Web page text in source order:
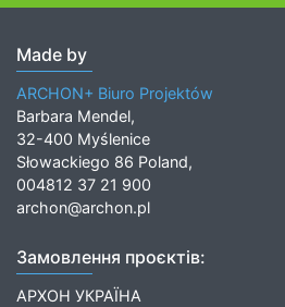
Made by
ARCHON+ Biuro Projektów
Barbara Mendel,
32-400 Myślenice
Słowackiego 86 Poland,
004812 37 21 900
archon@archon.pl
Замовлення проєктів:
АРХОН УКРАЇНА